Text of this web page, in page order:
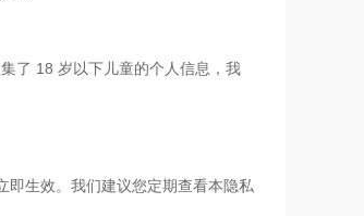
了 18 岁以下儿童的个人信息，我
即生效。我们建议您定期查看本隐私